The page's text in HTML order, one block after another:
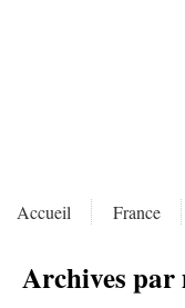
Accueil France
Archives par